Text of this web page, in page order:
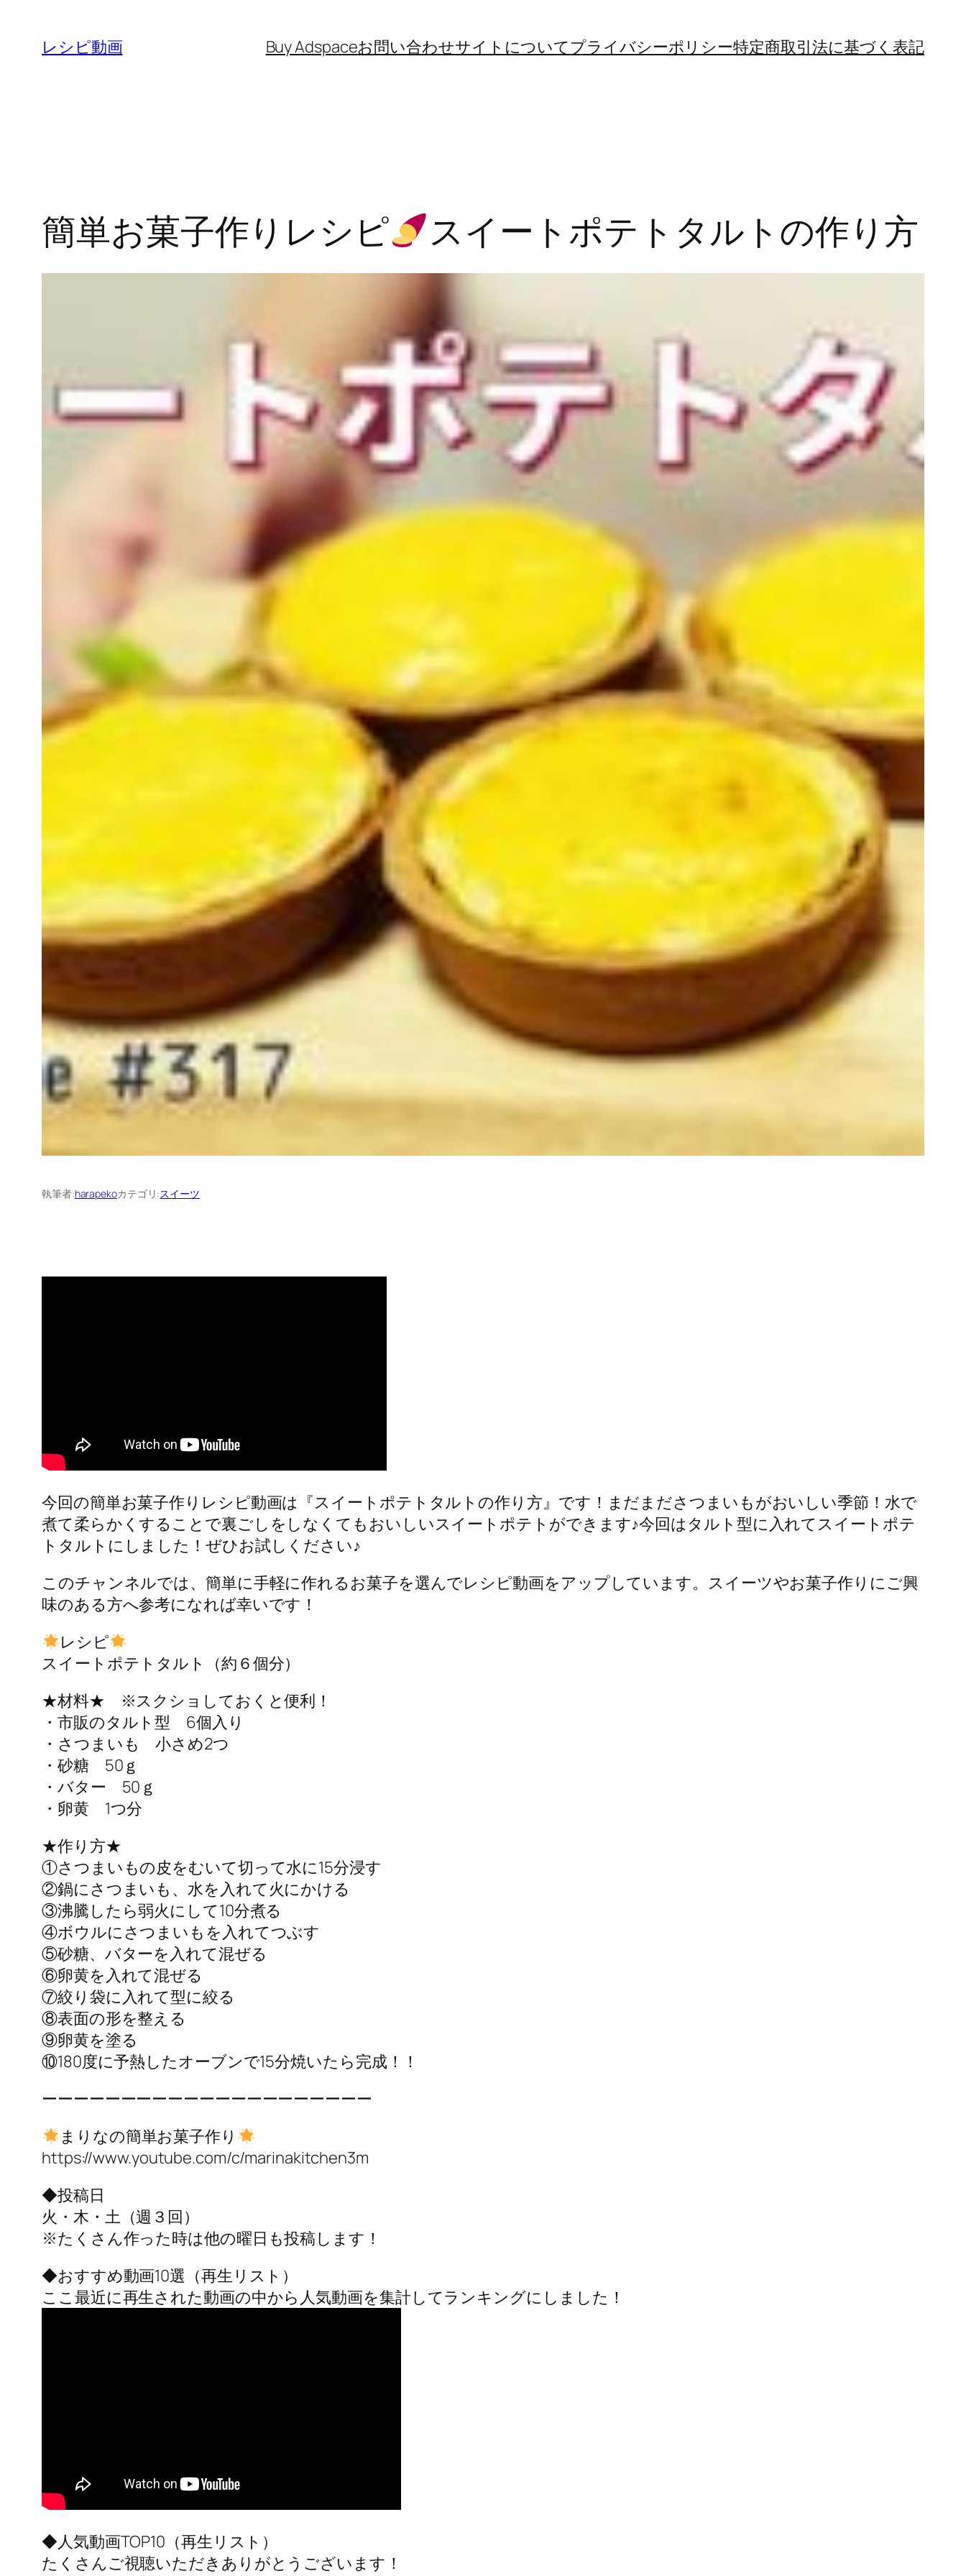
レシピ動画 Buy Adspaceお問い合わせサイトについてプライバシーポリシー特定商取引法に基づく表記
簡単お菓子作りレシピ スイートポテトタルトの作り方
執筆者:harapekoカテゴリ:スイーツ
今回の簡単お菓子作りレシピ動画は『スイートポテトタルトの作り方』です！まだまださつまいもがおいしい季節！水で
煮て柔らかくすることで裏ごしをしなくてもおいしいスイートポテトができます♪今回はタルト型に入れてスイートポテ
トタルトにしました！ぜひお試しください♪
このチャンネルでは、簡単に手軽に作れるお菓子を選んでレシピ動画をアップしています。スイーツやお菓子作りにご興
味のある方へ参考になれば幸いです！
レシピ
スイートポテトタルト（約６個分）
★材料★ ※スクショしておくと便利！
・市販のタルト型 6個入り
・さつまいも 小さめ2つ
・砂糖 50ｇ
・バター 50ｇ
・卵黄 1つ分
★作り方★
①さつまいもの皮をむいて切って水に15分浸す
②鍋にさつまいも、水を入れて火にかける
③沸騰したら弱火にして10分煮る
④ボウルにさつまいもを入れてつぶす
⑤砂糖、バターを入れて混ぜる
⑥卵黄を入れて混ぜる
⑦絞り袋に入れて型に絞る
⑧表面の形を整える
⑨卵黄を塗る
⑩180度に予熱したオーブンで15分焼いたら完成！！
ーーーーーーーーーーーーーーーーーーーーー
まりなの簡単お菓子作り
https://www.youtube.com/c/marinakitchen3m
◆投稿日
火・木・土（週３回）
※たくさん作った時は他の曜日も投稿します！
◆おすすめ動画10選（再生リスト）
ここ最近に再生された動画の中から人気動画を集計してランキングにしました！
◆人気動画TOP10（再生リスト）
たくさんご視聴いただきありがとうございます！